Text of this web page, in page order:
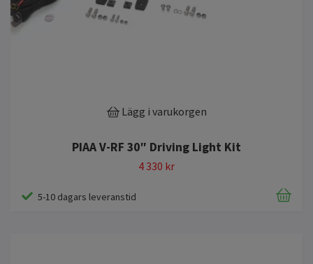
Lägg i varukorgen
PIAA V-RF 30″ Driving Light Kit
4 330 kr
5-10 dagars leveranstid